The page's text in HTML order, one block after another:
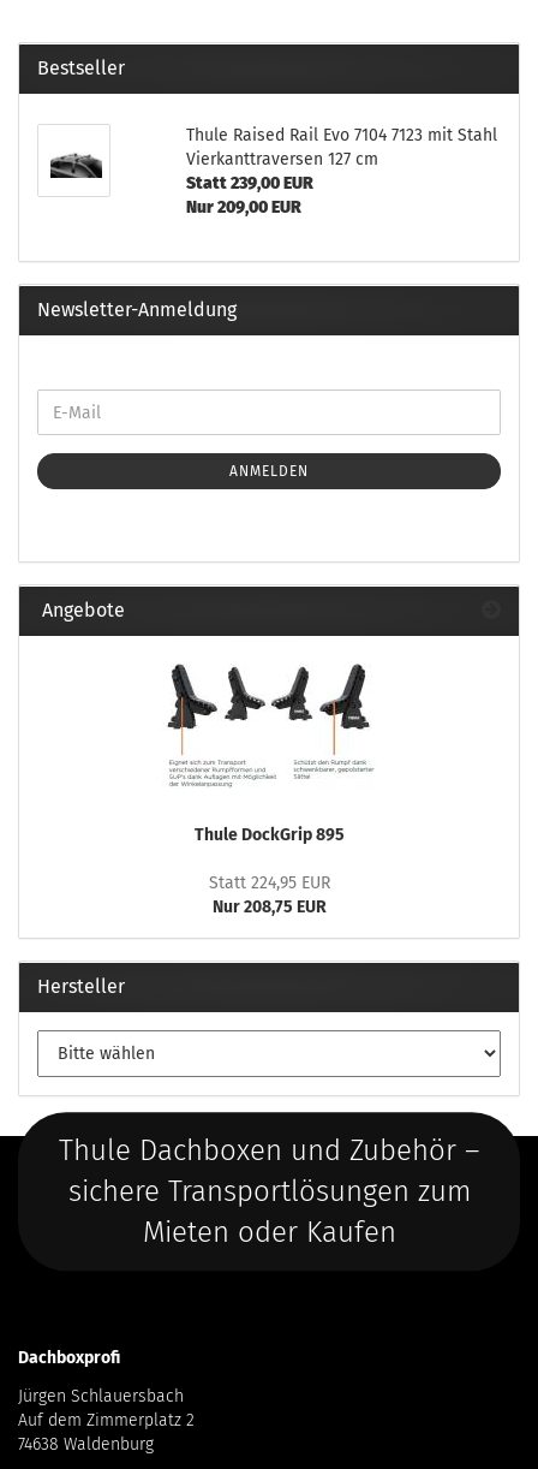
Bestseller
Thule Raised Rail Evo 7104 7123 mit Stahl
Vierkanttraversen 127 cm
Statt 239,00 EUR
Nur 209,00 EUR
Newsletter-Anmeldung
ANMELDEN
Angebote
Thule DockGrip 895
Statt 224,95 EUR
Nur 208,75 EUR
Hersteller
Thule Dachboxen und Zubehör –
sichere Transportlösungen zum
Mieten oder Kaufen
Dachboxprofi
Jürgen Schlauersbach
Auf dem Zimmerplatz 2
74638 Waldenburg